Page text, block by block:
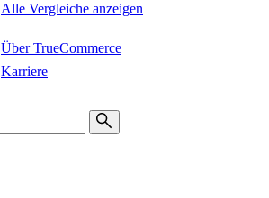
Alle Vergleiche anzeigen
Über TrueCommerce
Karriere